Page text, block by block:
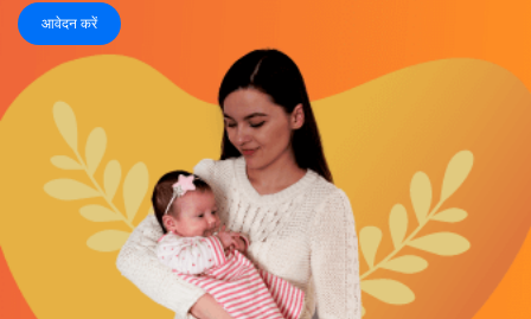
आवेदन करें